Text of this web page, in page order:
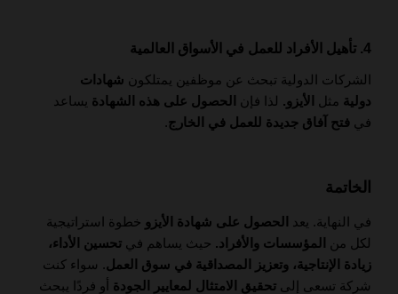
4. تأهيل الأفراد للعمل في الأسواق العالمية
الشركات الدولية تبحث عن موظفين يمتلكون شهادات
دولية مثل الأيزو. لذا فإن الحصول على هذه الشهادة يساعد
في فتح آفاق جديدة للعمل في الخارج.
الخاتمة
في النهاية. يعد الحصول على شهادة الأيزو خطوة استراتيجية
لكل من
المؤسسات والأفراد. حيث يساهم في تحسين الأداء،
زيادة الإنتاجية، وتعزيز المصداقية في سوق العمل. سواء كنت
شركة تسعى إلى تحقيق الامتثال لمعايير الجودة أو فردًا يبحث